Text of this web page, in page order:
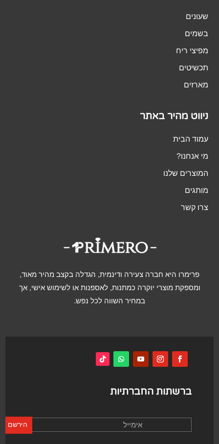
שעונים
בשמים
מפיצי ריח
תכשיטים
מארזים
ניווט מהיר באתר
עמוד הבית
מי אנחנו?
המוצרים שלנו
מותגים
צרו קשר
פרימרו היא חברה צעירה ודינמית, הגדלה בקצב מהיר מאוד,
ומספקת מוצרי יוקרה כמתנות, לאספנות או לשימוש אישי, אך
במחיר השווה לכל נפש.
ברשתות החברתיות
הירשם